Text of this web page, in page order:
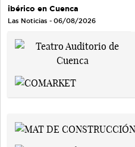
ibérico en Cuenca
Las Noticias - 06/08/2026